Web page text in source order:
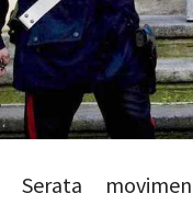
Serata